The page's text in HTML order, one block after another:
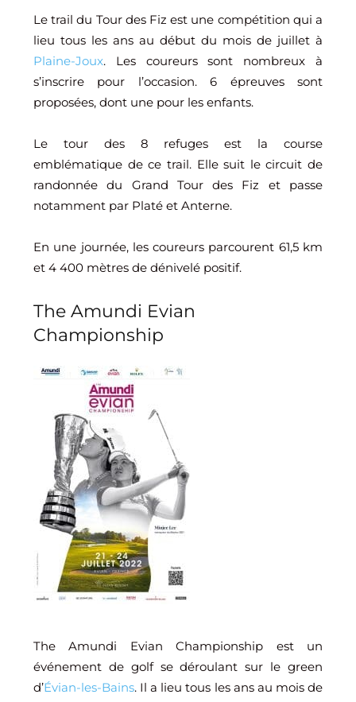
Le trail du Tour des Fiz est une compétition qui a
lieu tous les ans au début du mois de juillet à
Plaine-Joux. Les coureurs sont nombreux à
s’inscrire pour l’occasion. 6 épreuves sont
proposées, dont une pour les enfants.
Le tour des 8 refuges est la course
emblématique de ce trail. Elle suit le circuit de
randonnée du Grand Tour des Fiz et passe
notamment par Platé et Anterne.
En une journée, les coureurs parcourent 61,5 km
et 4 400 mètres de dénivelé positif.
The Amundi Evian
Championship
The Amundi Evian Championship est un
événement de golf se déroulant sur le green
d’Évian-les-Bains. Il a lieu tous les ans au mois de